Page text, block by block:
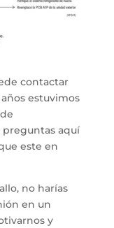
contactar
estuvimos
aquí
este en
no harías
en un
y